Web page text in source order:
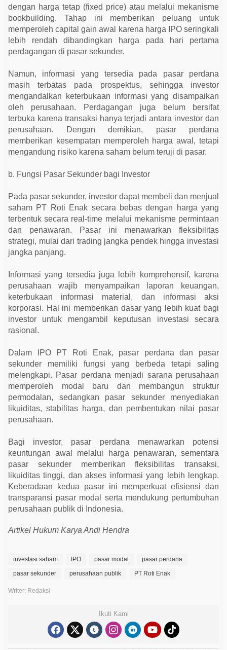
dengan harga tetap (fixed price) atau melalui mekanisme
bookbuilding. Tahap ini memberikan peluang untuk
memperoleh capital gain awal karena harga IPO seringkali
lebih rendah dibandingkan harga pada hari pertama
perdagangan di pasar sekunder.
Namun, informasi yang tersedia pada pasar perdana
masih terbatas pada prospektus, sehingga investor
mengandalkan keterbukaan informasi yang disampaikan
oleh perusahaan. Perdagangan juga belum bersifat
terbuka karena transaksi hanya terjadi antara investor dan
perusahaan. Dengan demikian, pasar perdana
memberikan kesempatan memperoleh harga awal, tetapi
mengandung risiko karena saham belum teruji di pasar.
b. Fungsi Pasar Sekunder bagi Investor
Pada pasar sekunder, investor dapat membeli dan menjual
saham PT Roti Enak secara bebas dengan harga yang
terbentuk secara real-time melalui mekanisme permintaan
dan penawaran. Pasar ini menawarkan fleksibilitas
strategi, mulai dari trading jangka pendek hingga investasi
jangka panjang.
Informasi yang tersedia juga lebih komprehensif, karena
perusahaan wajib menyampaikan laporan keuangan,
keterbukaan informasi material, dan informasi aksi
korporasi. Hal ini memberikan dasar yang lebih kuat bagi
investor untuk mengambil keputusan investasi secara
rasional.
Dalam IPO PT Roti Enak, pasar perdana dan pasar
sekunder memiliki fungsi yang berbeda tetapi saling
melengkapi. Pasar perdana menjadi sarana perusahaan
memperoleh modal baru dan membangun struktur
permodalan, sedangkan pasar sekunder menyediakan
likuiditas, stabilitas harga, dan pembentukan nilai pasar
perusahaan.
Bagi investor, pasar perdana menawarkan potensi
keuntungan awal melalui harga penawaran, sementara
pasar sekunder memberikan fleksibilitas transaksi,
likuiditas tinggi, dan akses informasi yang lebih lengkap.
Keberadaan kedua pasar ini memperkuat efisiensi dan
transparansi pasar modal serta mendukung pertumbuhan
perusahaan publik di Indonesia.
Artikel Hukum Karya Andi Hendra
investasi saham IPO pasar modal
pasar perdana
pasar sekunder
perusahaan publik PT Roti Enak
Writer: Redaksi
Ikuti Kami